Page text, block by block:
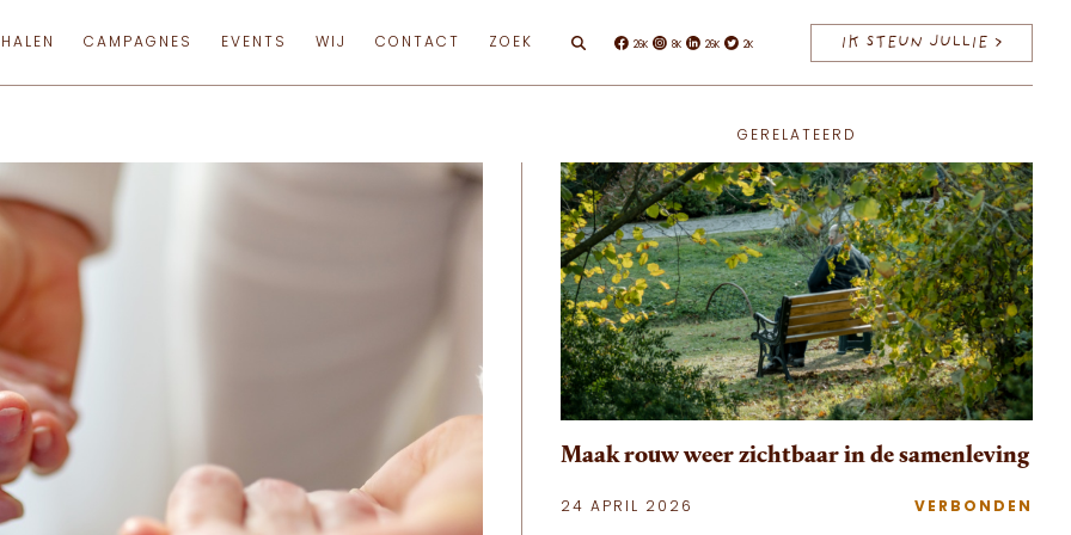
CAMPAGNES EVENTS WIJ CONTACT ZOEK Facebook
26K Instagram
8K Linkedin
26K Twitter
2K IK STEUN JULLIE >
GERELATEERD
Maak rouw weer zichtbaar in de samenleving
24 APRIL 2026 VERBONDEN